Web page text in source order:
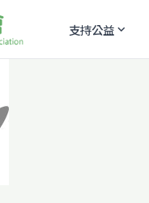
支持公益expand_more